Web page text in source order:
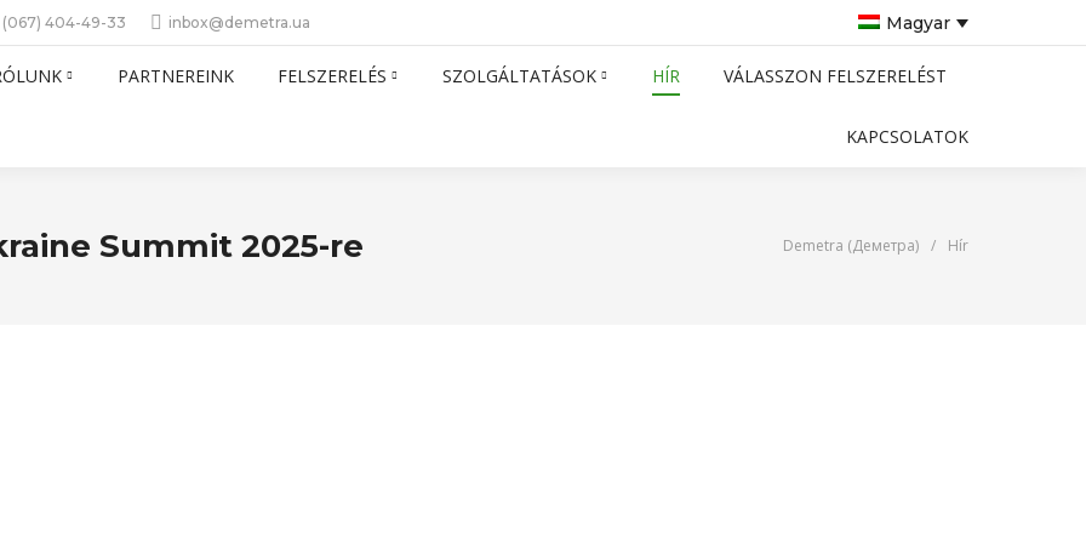
(067) 404-49-33 inbox@demetra.ua Magyar
PARTNEREINK FELSZERELÉS SZOLGÁLTATÁSOK HÍR VÁLASSZON FELSZERELÉST
KAPCSOLATOK
Summit 2025-re Demetra (Деметра) / Hír